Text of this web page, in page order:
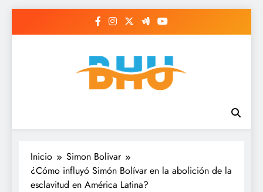
Inicio
Simon Bolivar
¿Cómo influyó Simón Bolívar en la abolición de la
esclavitud en América Latina?